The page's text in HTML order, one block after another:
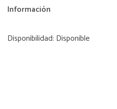
Información
Disponibilidad: Disponible